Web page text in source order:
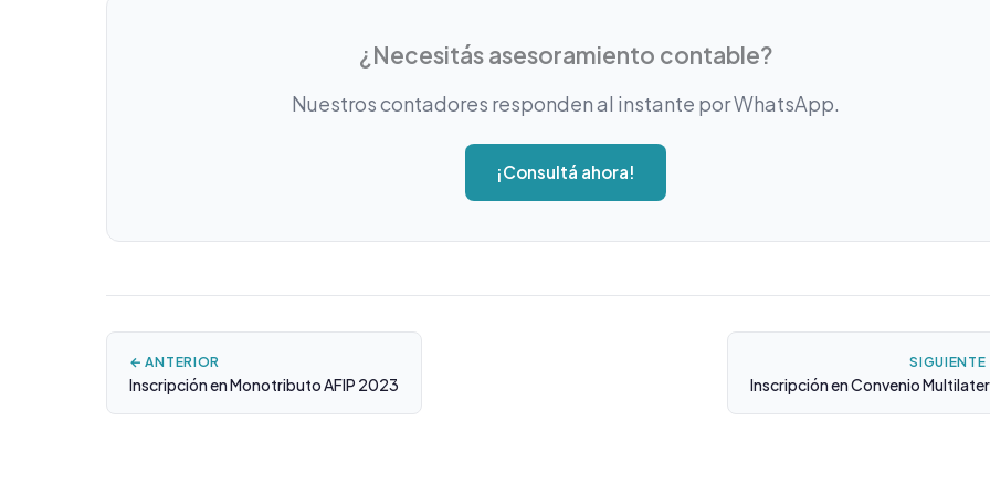
¿Necesitás asesoramiento contable?
Nuestros contadores responden al instante por WhatsApp.
¡Consultá ahora!
← ANTERIOR
Inscripción en Monotributo AFIP 2023 Inscripción en Convenio